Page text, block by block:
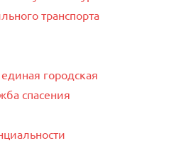
транспорта
городская
спасения